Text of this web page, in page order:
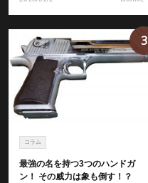
コラム
最強の名を持つ3つのハンドガ
ン！ その威力は象も倒す！？
3